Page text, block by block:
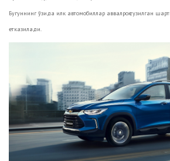
Бугуннинг ўзида илк автомобиллар аввалроқ тузилган
етказилади.